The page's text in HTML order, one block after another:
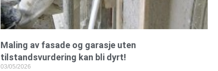
Maling av fasade og garasje uten
tilstandsvurdering kan bli dyrt!
03/05/2026